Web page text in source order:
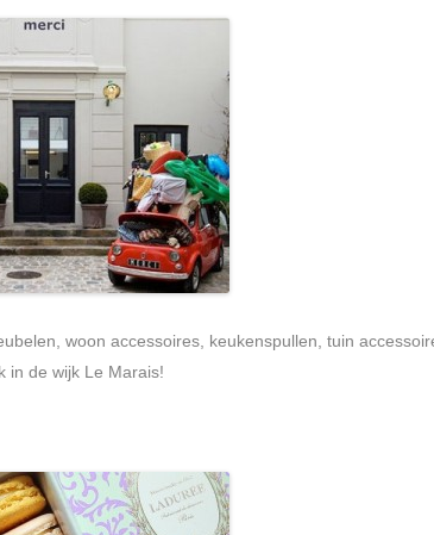
woon accessoires, keukenspullen, tuin
in de wijk Le Marais!